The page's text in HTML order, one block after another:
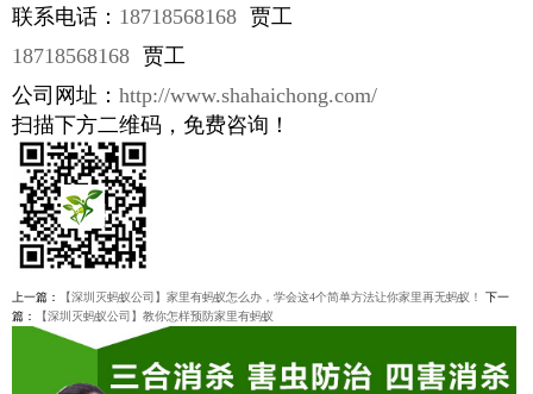
联系电话： 18718568168 贾工
18718568168 贾工
公司网址： http://www.shahaichong.com/
扫描下方二维码，免费咨询！
上一篇： 【深圳灭蚂蚁公司】家里有蚂蚁怎么办，学会这4个简单方法让你家里再无蚂蚁！
下一
篇：
【深圳灭蚂蚁公司】教你怎样预防家里有蚂蚁